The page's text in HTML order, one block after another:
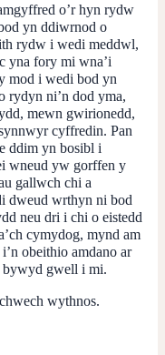
o’r hyn rydw
yn ddiwrnod o
rydw i wedi meddwl,
yna fory mi wna’i
mod i wedi bod yn
rydyn ni’n dod yma,
mewn gwirionedd,
cyffredin. Pan
ddim yn bosibl i
wneud yw gorffen y
gallwch chi a
dweud wrthyn ni bod
neu dri i chi o eistedd
cymydog, mynd am
obeithio amdano ar
bywyd gwell i mi.
wythnos.